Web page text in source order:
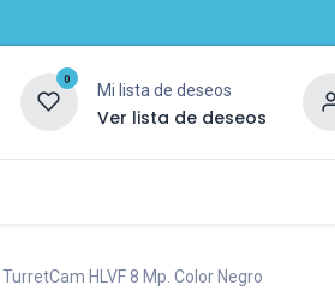
0
Mi lista de deseos
Ver lista de deseos
HLVF 8 Mp. Color Negro